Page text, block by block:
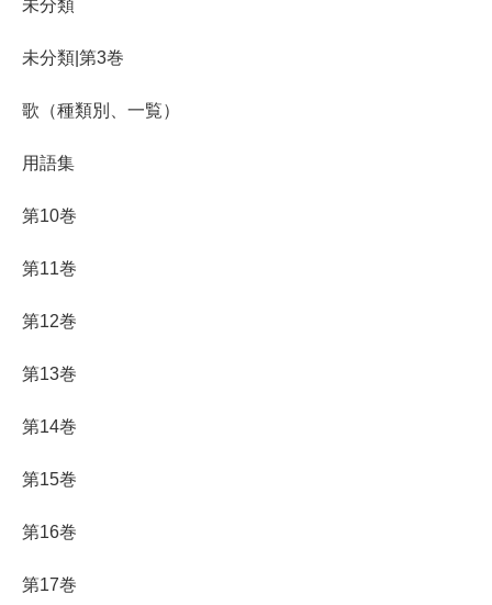
未分類
未分類|第3巻
歌（種類別、一覧）
用語集
第10巻
第11巻
第12巻
第13巻
第14巻
第15巻
第16巻
第17巻